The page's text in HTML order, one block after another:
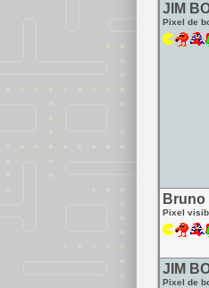
JIM
Pixel de
Bruno
Pixel
JIM
Pixel de